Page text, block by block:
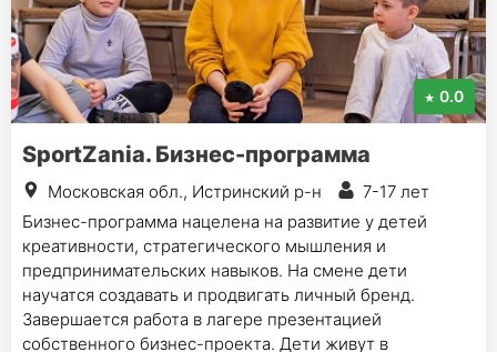
0.0
SportZania. Бизнес-программа
Московская обл., Истринский р-н
7-17 лет
Бизнес-программа нацелена на развитие у детей
креативности, стратегического мышления и
предпринимательских навыков. На смене дети
научатся создавать и продвигать личный бренд.
Завершается работа в лагере презентацией
собственного бизнес-проекта. Дети живут в